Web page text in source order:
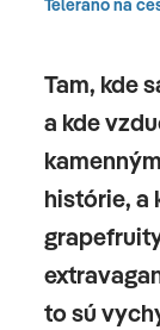
Teleráno na
Tam, kde
a kde
histórie, a
to sú